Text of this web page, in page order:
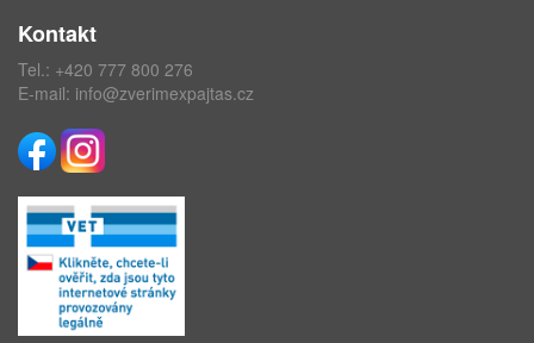
Kontakt
Tel.: +420 777 800 276
E-mail: info@zverimexpajtas.cz